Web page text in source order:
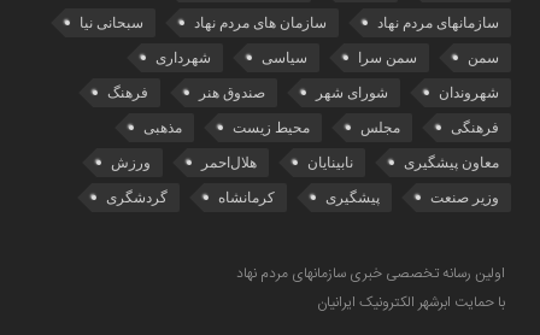
سازمانهای مردم نهاد سازمان های مردم نهاد سبحانی نیا
سمن سمن سرا سیاسی شهرداری
شهروندان شورای شهر صندوق هنر فرهنگ
فرهنگی مجلس محیط زیست مذهبی
معاون پیشگیری نابینایان هلال‌احمر ورزش
وزیر صنعت پیشگیری کرمانشاه گردشگری
اولین رسانه تخصصی خبری سازمانهای مردم نهاد
با حمایت ابرشهر الکترونیک ایرانیان